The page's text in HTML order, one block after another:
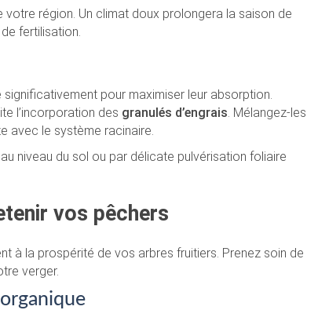
région. Un climat doux prolongera la saison de
fertilisation.
pour maximiser leur absorption.
l’incorporation des granulés d’engrais. Mélangez-les
avec le système racinaire.
niveau du sol ou par délicate pulvérisation foliaire
vos pêchers
à la prospérité de vos arbres fruitiers. Prenez soin de
verger.